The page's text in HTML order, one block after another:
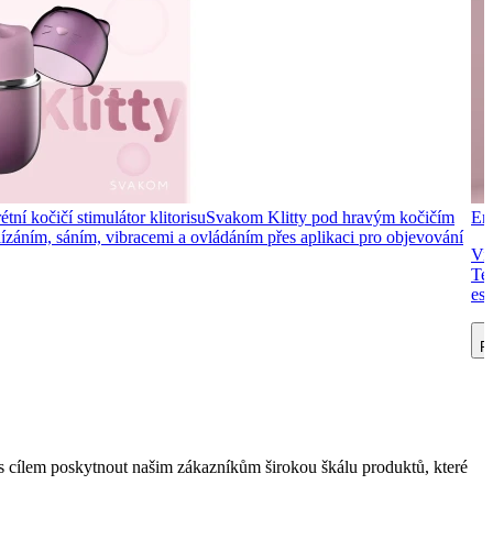
kočičí stimulátor klitorisuSvakom Klitty pod hravým kočičím
sáním, vibracemi a ovládáním přes aplikaci pro objevování
poskytnout našim zákazníkům širokou škálu produktů, které